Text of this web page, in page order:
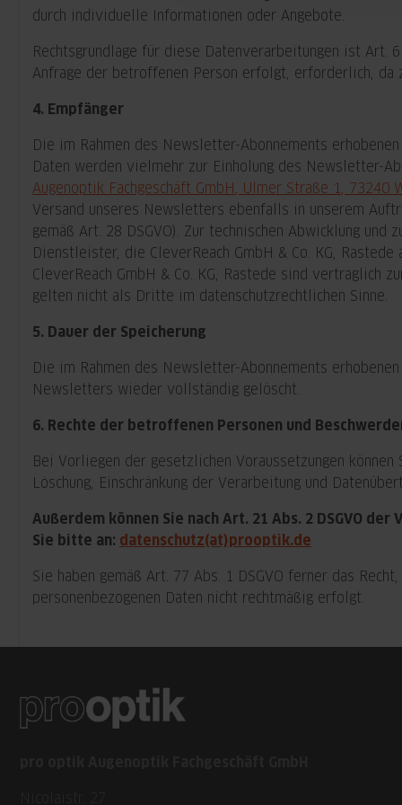
durch individuelle Informationen oder Angebote.
Rechtsgrundlage für diese Datenverarbeitungen ist Art.
Anfrage der betroffenen Person erfolgt, erforderlich, da
4. Empfänger
Die im Rahmen des Newsletter-Abonnements
Daten werden vielmehr zur Einholung des Newsletter-
Augenoptik Fachgeschäft GmbH, Ulmer Straße 1, 73240
Versand unseres Newsletters ebenfalls in unserem
gemäß Art. 28 DSGVO). Zur technischen Abwicklung
Dienstleister, die CleverReach GmbH & Co. KG,
CleverReach GmbH & Co. KG, Rastede sind vertraglich
gelten nicht als Dritte im datenschutzrechtlichen Sinne.
5. Dauer der Speicherung
Die im Rahmen des Newsletter-Abonnements
Newsletters wieder vollständig gelöscht.
6. Rechte der betroffenen Personen und
Bei Vorliegen der gesetzlichen Voraussetzungen
Löschung, Einschränkung der Verarbeitung und
Außerdem können Sie nach Art. 21 Abs. 2 DSGVO
Sie bitte an: datenschutz(at)prooptik.de
Sie haben gemäß Art. 77 Abs. 1 DSGVO ferner das
personenbezogenen Daten nicht rechtmäßig erfolgt.